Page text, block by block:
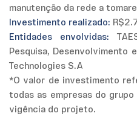
manutenção da rede a
Investimento realizado:
Entidades envolvidas:
Pesquisa, Desenvolvimento
Technologies S.A
*O valor de investimento
todas as empresas do
vigência do projeto.